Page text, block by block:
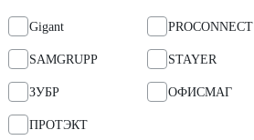
Gigant PROCONNECT
SAMGRUPP STAYER
ЗУБР ОФИСМАГ
ПРОТЭКТ